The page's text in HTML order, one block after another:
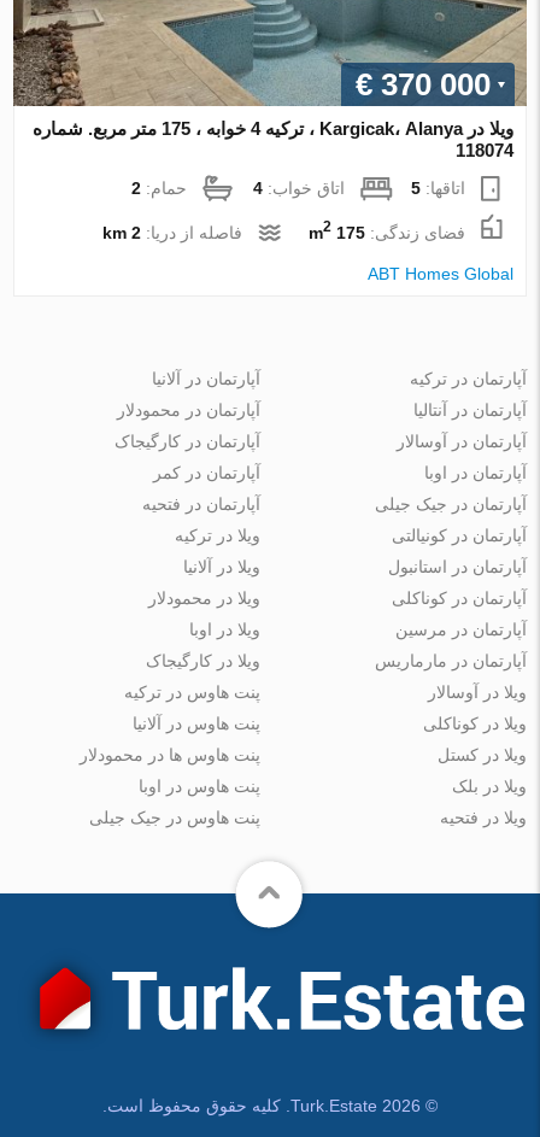
€ 370 000
ویلا در Kargicak، Alanya ، ترکیه 4 خوابه ، 175 متر مربع. شماره
118074
اتاقها:5 اتاق خواب:4 حمام:2
فضای زندگی:175 m
2 فاصله از دریا:2 km
ABT Homes Global
آپارتمان در ترکیه
آپارتمان در آنتالیا
آپارتمان در آوسالار
آپارتمان در اوبا
آپارتمان در جیک جیلی
آپارتمان در آلانیا
آپارتمان در محمودلار
آپارتمان در کارگیجاک
آپارتمان در کمر
آپارتمان در فتحیه
آپارتمان در کونیالتی
آپارتمان در استانبول
آپارتمان در کوناکلی
آپارتمان در مرسین
آپارتمان در مارماریس
ویلا در ترکیه
ویلا در آلانیا
ویلا در محمودلار
ویلا در اوبا
ویلا در کارگیجاک
ویلا در آوسالار
ویلا در کوناکلی
ویلا در کستل
ویلا در بلک
ویلا در فتحیه
پنت هاوس در ترکیه
پنت هاوس در آلانیا
پنت هاوس ها در محمودلار
پنت هاوس در اوبا
پنت هاوس در جیک جیلی
© Turk.Estate 2026. کلیه حقوق محفوظ است.